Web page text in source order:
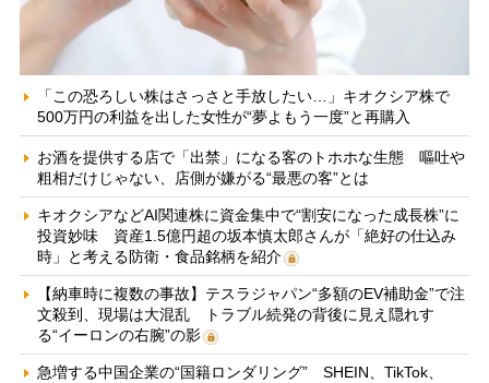
「この恐ろしい株はさっさと手放したい…」キオクシア株で
500万円の利益を出した女性が“夢よもう一度”と再購入
お酒を提供する店で「出禁」になる客のトホホな生態 嘔吐や
粗相だけじゃない、店側が嫌がる“最悪の客”とは
キオクシアなどAI関連株に資金集中で“割安になった成長株”に
投資妙味 資産1.5億円超の坂本慎太郎さんが「絶好の仕込み
時」と考える防衛・食品銘柄を紹介
【納車時に複数の事故】テスラジャパン“多額のEV補助金”で注
文殺到、現場は大混乱 トラブル続発の背後に見え隠れす
る“イーロンの右腕”の影
急増する中国企業の“国籍ロンダリング” SHEIN、TikTok、